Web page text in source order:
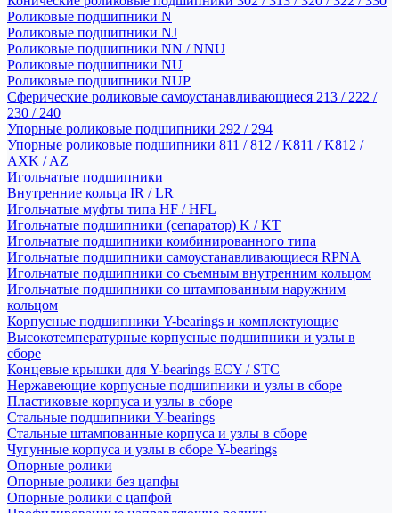
Роликовые подшипники N
Роликовые подшипники NJ
Роликовые подшипники NN / NNU
Роликовые подшипники NU
Роликовые подшипники NUP
Сферические роликовые самоустанавливающиеся 213 / 222 /
230 / 240
Упорные роликовые подшипники 292 / 294
Упорные роликовые подшипники 811 / 812 / K811 / K812 /
AXK / AZ
Игольчатые подшипники
Внутренние кольца IR / LR
Игольчатые муфты типа HF / HFL
Игольчатые подшипники (сепаратор) K / KT
Игольчатые подшипники комбинированного типа
Игольчатые подшипники самоустанавливающиеся RPNA
Игольчатые подшипники со съемным внутренним кольцом
Игольчатые подшипники со штампованным наружним
кольцом
Корпусные подшипники Y-bearings и комплектующие
Высокотемпературные корпусные подшипники и узлы в
сборе
Концевые крышки для Y-bearings ECY / STC
Нержавеющие корпусные подшипники и узлы в сборе
Пластиковые корпуса и узлы в сборе
Стальные подшипники Y-bearings
Стальные штампованные корпуса и узлы в сборе
Чугунные корпуса и узлы в сборе Y-bearings
Опорные ролики
Опорные ролики без цапфы
Опорные ролики с цапфой